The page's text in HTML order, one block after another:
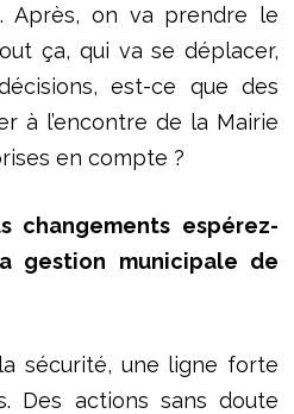
Après, on va prendre le
ça, qui va se déplacer,
est-ce que des
à l’encontre de la Mairie
en compte ?
changements espérez-
gestion municipale de
sécurité, une ligne forte
Des actions sans doute